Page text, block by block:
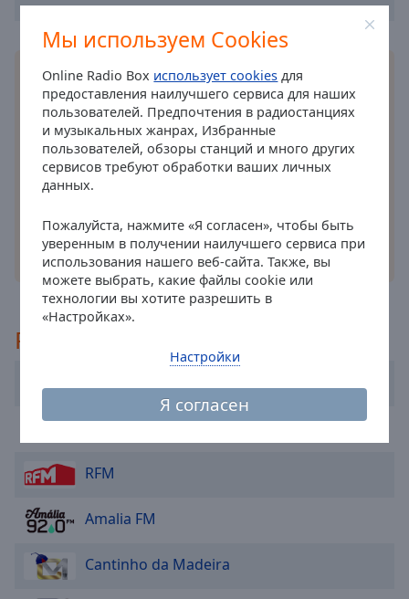
Мы используем Cookies
Online Radio Box использует cookies для
предоставления наилучшего сервиса для наших
пользователей. Предпочтения в радиостанциях
и музыкальных жанрах, Избранные
пользователей, обзоры станций и много других
сервисов требуют обработки ваших личных
данных.
Пожалуйста, нажмите «Я согласен», чтобы быть
уверенным в получении наилучшего сервиса при
использования нашего веб-сайта. Также, вы
можете выбрать, какие файлы cookie или
технологии вы хотите разрешить в
«Настройках».
Я согласен
Настройки
window.
Background
Color
Opacity
Установите бесплатноеприложение
Radio Box для вашего смартфона и слушайте
любимые радиостанции онлайн, где бы вы ни
находились! Теперь ваше любимое радио у вас
в кармане, благодаря нашему удобному
приложению.
другие варианты
Рекомендуемые
Record FM 107.7
RFM
Amalia FM
Cantinho da Madeira